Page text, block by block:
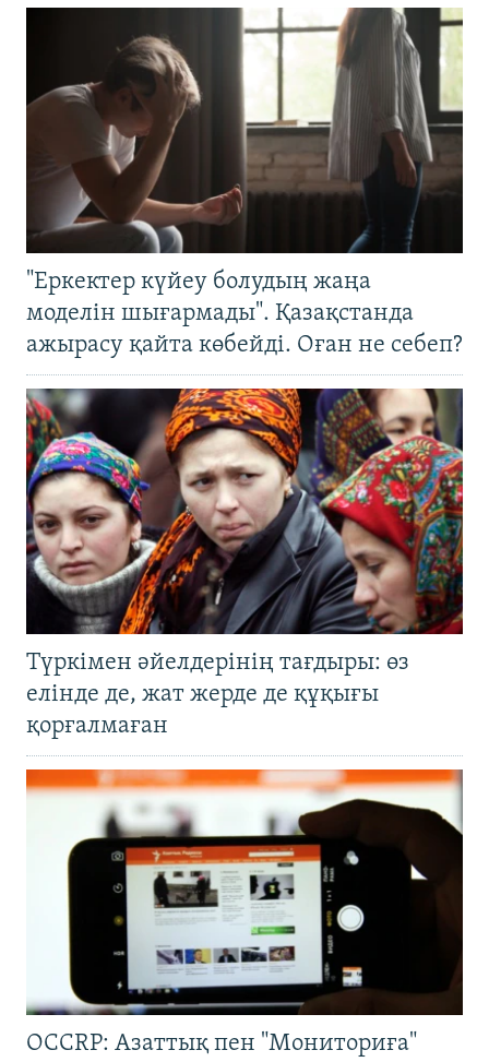
"Еркектер күйеу болудың жаңа
моделін шығармады". Қазақстанда
ажырасу қайта көбейді. Оған не себеп?
Түркімен әйелдерінің тағдыры: өз
елінде де, жат жерде де құқығы
қорғалмаған
OCCRP: Азаттық пен "Мониториға"